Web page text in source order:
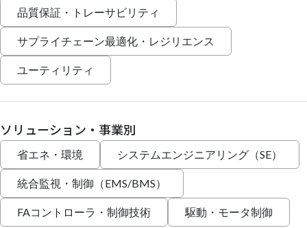
品質保証・トレーサビリティ
サプライチェーン最適化・レジリエンス
ユーティリティ
ソリューション・事業別
省エネ・環境 システムエンジニアリング（SE）
統合監視・制御（EMS/BMS）
FAコントローラ・制御技術 駆動・モータ制御